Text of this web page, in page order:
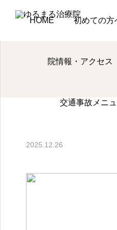
HOME 初めての方
院情報・アクセス
交通事故メニ
肩こりが何度も
頼らない根本改
ブログ ブログ 整
2025.12.26